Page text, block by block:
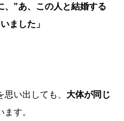
、”あ、この人と結婚する
ました」
い出しても、 大体が同じ
す。